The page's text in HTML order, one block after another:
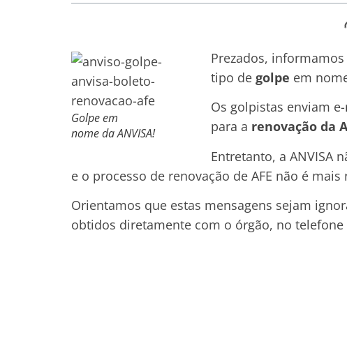
Golpe em
nome da ANVISA!
Prezados,
tipo de golpe em
Os golpistas enviam
para a renovação da
Entretanto, a ANVISA
e o processo de renovação de AFE não é
Orientamos que estas mensagens sejam
obtidos diretamente com o órgão, no telefone